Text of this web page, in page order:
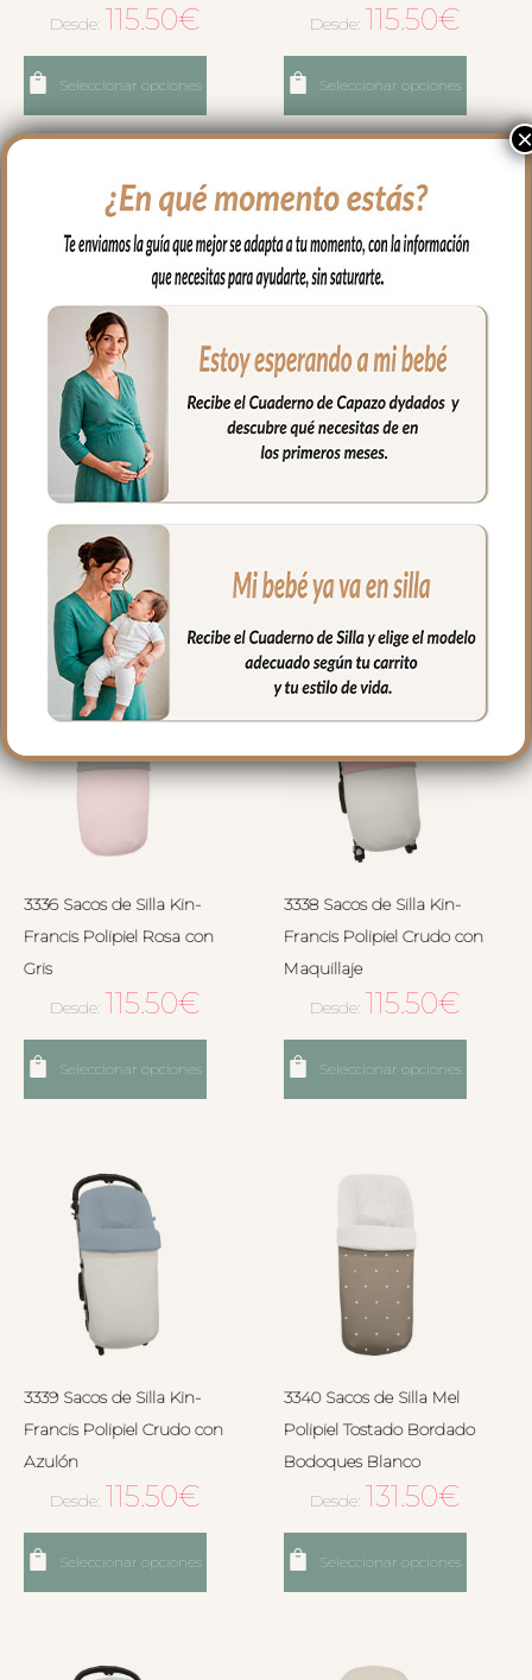
Desde: 115.50€
Seleccionar opciones
Desde: 115.50€
Seleccionar opciones
3334 Sacos de Silla Kin-
Francis Polipiel Rosa con
Tostado
115.50€
Seleccionar opciones
3335 Sacos de Silla Kin-
Francis Polipiel Rosa con
115.50€
Seleccionar opciones
3336 Sacos de Silla Kin-
Francis Polipiel Rosa con
Gris
Desde: 115.50€
Seleccionar opciones
3338 Sacos de Silla Kin-
Francis Polipiel Crudo con
Maquillaje
Desde: 115.50€
Seleccionar opciones
3339 Sacos de Silla Kin-
Francis Polipiel Crudo con
Azulón
Desde: 115.50€
Seleccionar opciones
3340 Sacos de Silla Mel
Polipiel Tostado Bordado
Bodoques Blanco
Desde: 131.50€
Seleccionar opciones
×